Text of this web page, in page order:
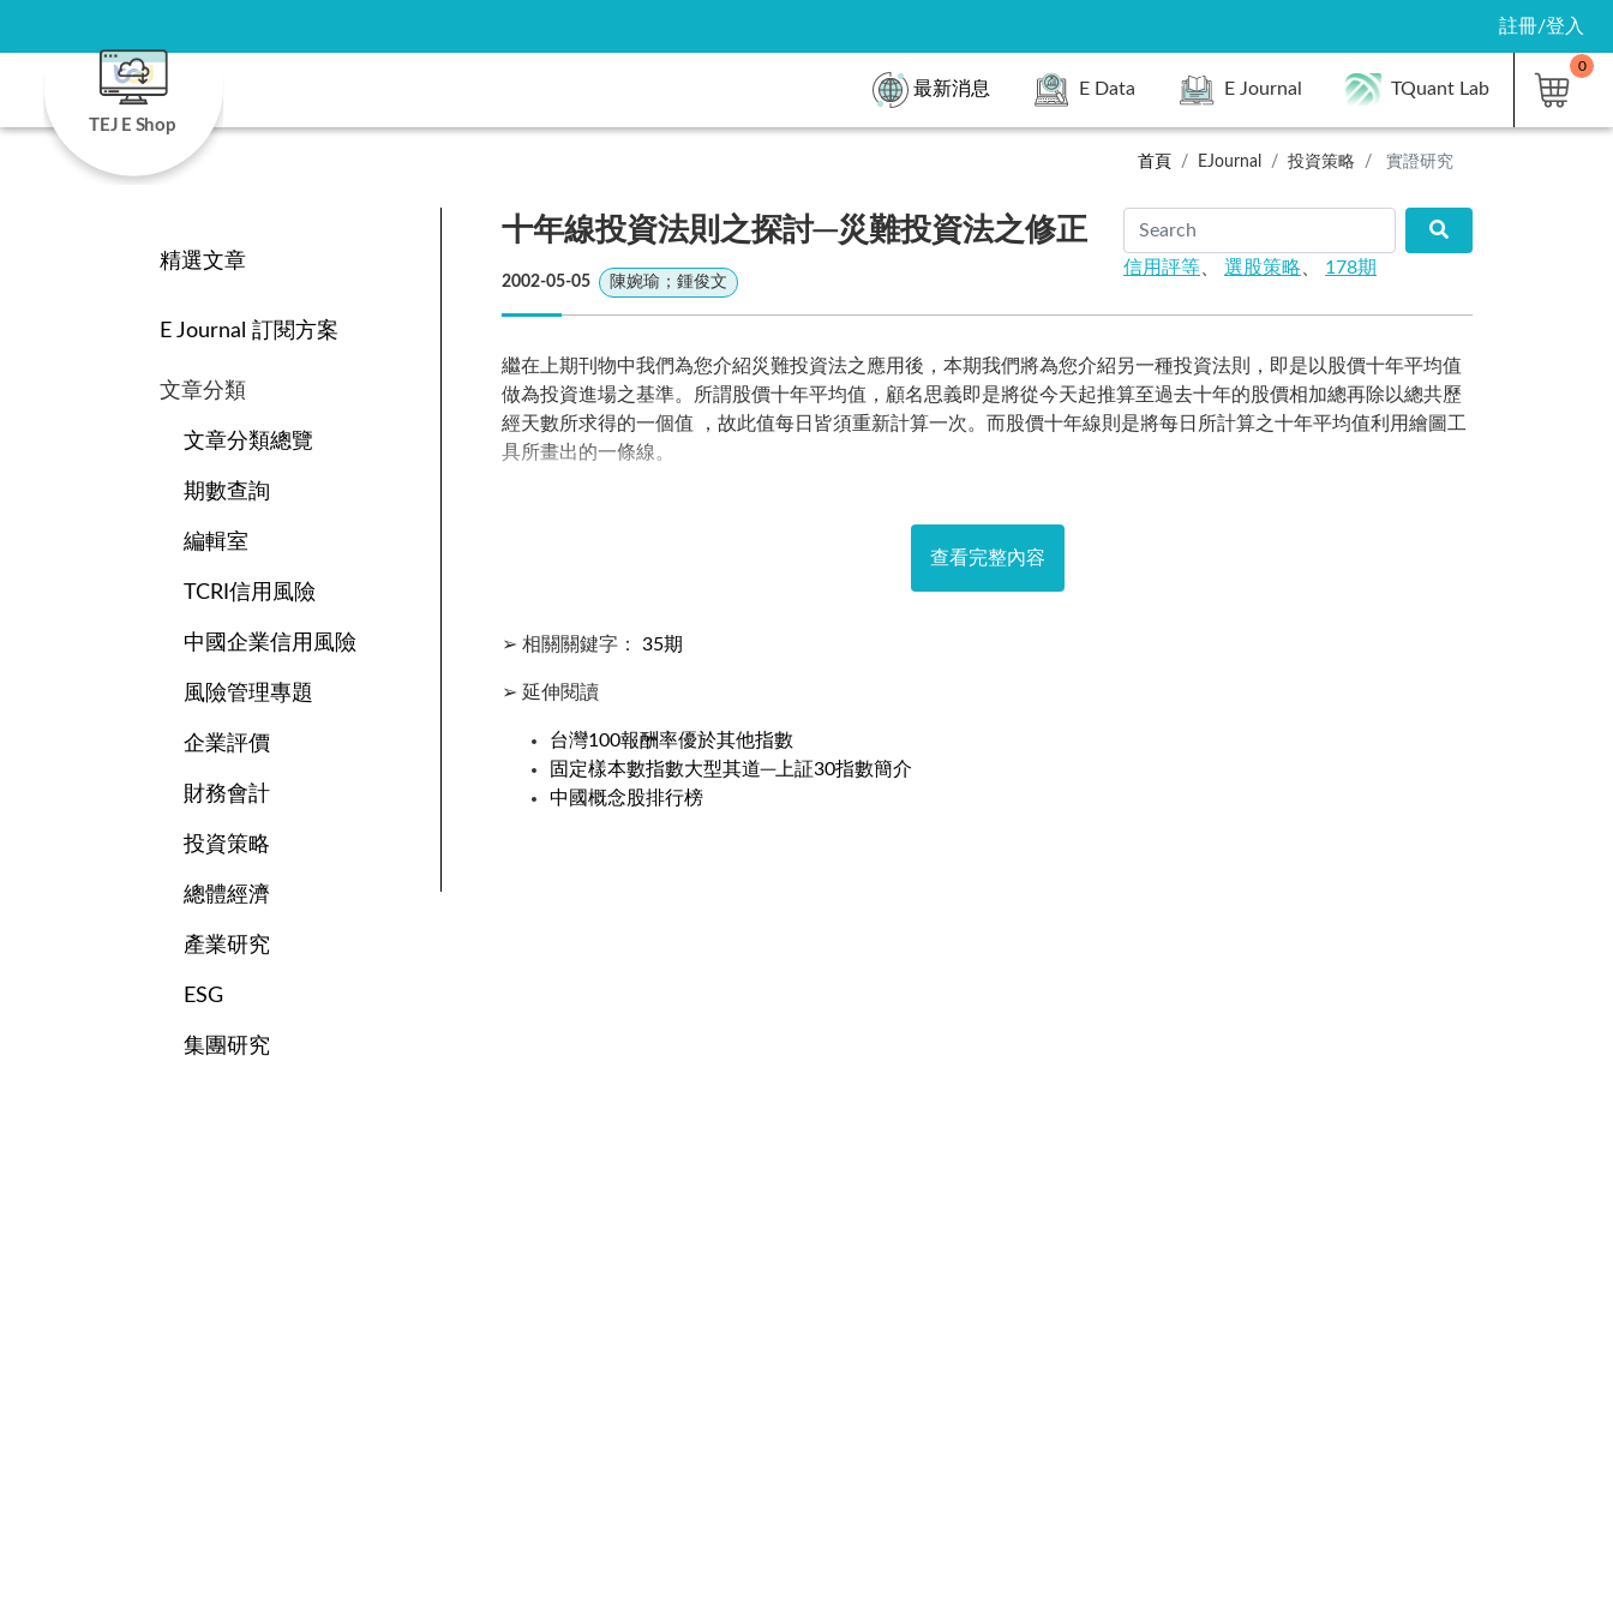
註冊/登入
TEJ E Shop
最新消息 E Data E Journal TQuant Lab
0
首頁 EJournal 投資策略 實證研究
精選文章
E Journal 訂閱方案
文章分類
文章分類總覽
期數查詢
編輯室
TCRI信用風險
中國企業信用風險
風險管理專題
企業評價
財務會計
投資策略
總體經濟
產業研究
ESG
集團研究
信用評等 選股策略 178期
十年線投資法則之探討─災難投資法之修正
2002-05-05 陳婉瑜；鍾俊文
繼在上期刊物中我們為您介紹災難投資法之應用後，本期我們將為您介紹另一種投資法則，即是以股價十年平均值
做為投資進場之基準。所謂股價十年平均值，顧名思義即是將從今天起推算至過去十年的股價相加總再除以總共歷
經天數所求得的一個值 ，故此值每日皆須重新計算一次。而股價十年線則是將每日所計算之十年平均值利用繪圖工
具所畫出的一條線。
查看完整內容
➢ 相關關鍵字： 35期
➢ 延伸閱讀
台灣100報酬率優於其他指數
固定樣本數指數大型其道─上証30指數簡介
中國概念股排行榜